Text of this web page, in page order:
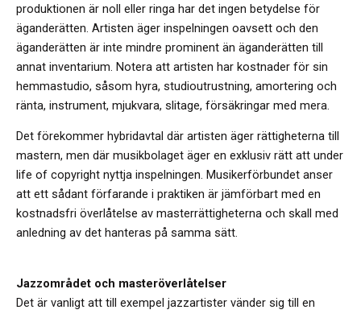
produktionen är noll eller ringa har det ingen betydelse för
äganderätten. Artisten äger inspelningen oavsett och den
äganderätten är inte mindre prominent än äganderätten till
annat inventarium. Notera att artisten har kostnader för sin
hemmastudio, såsom hyra, studioutrustning, amortering och
ränta, instrument, mjukvara, slitage, försäkringar med mera.
Det förekommer hybridavtal där artisten äger rättigheterna till
mastern, men där musikbolaget äger en exklusiv rätt att under
life of copyright nyttja inspelningen. Musikerförbundet anser
att ett sådant förfarande i praktiken är jämförbart med en
kostnadsfri överlåtelse av masterrättigheterna och skall med
anledning av det hanteras på samma sätt.
Jazzområdet och masteröverlåtelser
Det är vanligt att till exempel jazzartister vänder sig till en